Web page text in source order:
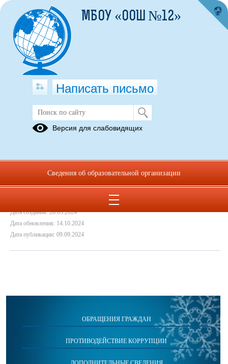
Контент-план школьного
медиацентра
План работы школьного медиацентра.pdf
(скачать)
(посмотреть)
Дата создания: 28.03.2024
Дата обновления: 14.10.2024
Дата публикации: 09.09.2024
ОБРАЩЕНИЯ ГРАЖДАН
ПРОТИВОДЕЙСТВИЕ КОРРУПЦИИ
МБОУ «ООШ №12»
Написать письмо
Версия для слабовидящих
Сведения об образовательной организации